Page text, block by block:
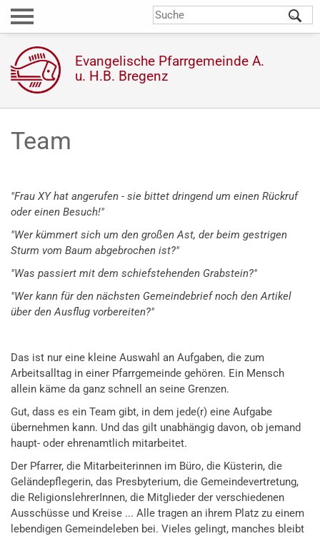
Direkt
zum
Evangelische Pfarrgemeinde A.
u. H.B. Bregenz
Suchformular
Team
"Frau XY hat angerufen - sie bittet dringend um einen Rückruf
oder einen Besuch!"
"Wer kümmert sich um den großen Ast, der beim gestrigen
Sturm vom Baum abgebrochen ist?"
"Was passiert mit dem schiefstehenden Grabstein?"
"Wer kann für den nächsten Gemeindebrief noch den Artikel
über den Ausflug vorbereiten?"
Das ist nur eine kleine Auswahl an Aufgaben, die zum
Arbeitsalltag in einer Pfarrgemeinde gehören. Ein Mensch
allein käme da ganz schnell an seine Grenzen.
Gut, dass es ein Team gibt, in dem jede(r) eine Aufgabe
übernehmen kann. Und das gilt unabhängig davon, ob jemand
haupt- oder ehrenamtlich mitarbeitet.
Der Pfarrer, die Mitarbeiterinnen im Büro, die Küsterin, die
Geländepflegerin, das Presbyterium, die Gemeindevertretung,
die ReligionslehrerInnen, die Mitglieder der verschiedenen
Ausschüsse und Kreise ... Alle tragen an ihrem Platz zu einem
lebendigen Gemeindeleben bei. Vieles gelingt, manches bleibt